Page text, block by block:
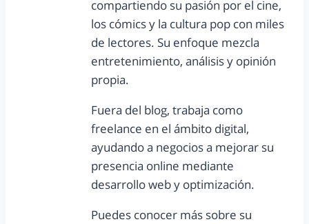
compartiendo su pasión por el cine,
los cómics y la cultura pop con miles
de lectores. Su enfoque mezcla
entretenimiento, análisis y opinión
propia.
Fuera del blog, trabaja como
freelance en el ámbito digital,
ayudando a negocios a mejorar su
presencia online mediante
desarrollo web y optimización.
Puedes conocer más sobre su